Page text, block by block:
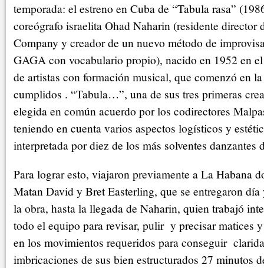
temporada: el estreno en Cuba de “Tabula rasa”
coreógrafo israelita Ohad Naharin (residente director
Company y creador de un nuevo método de
GAGA con vocabulario propio), nacido en 1952 en
de artistas con formación musical, que comenzó en
cumplidos . “Tabula…”, una de sus tres primeras
elegida en común acuerdo por los codirectores
teniendo en cuenta varios aspectos logísticos y
interpretada por diez de los más solventes danzantes
Para lograr esto, viajaron previamente a La Habana
Matan David y Bret Easterling, que se entregaron
la obra, hasta la llegada de Naharin, quien trabajó
todo el equipo para revisar, pulir y precisar matices
en los movimientos requeridos para conseguir
imbricaciones de sus bien estructurados 27 minutos